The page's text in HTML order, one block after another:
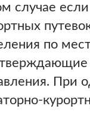
случае
по
При